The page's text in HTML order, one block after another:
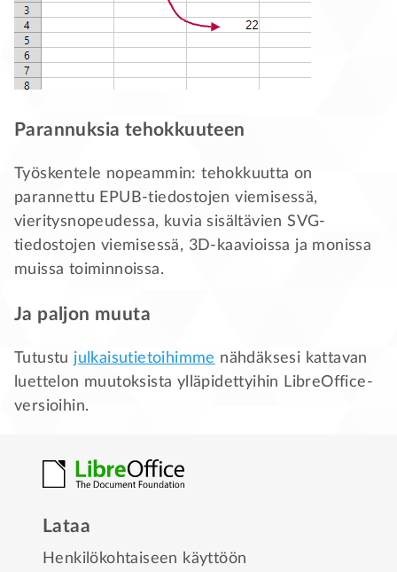
Parannuksia tehokkuuteen
Työskentele nopeammin: tehokkuutta on
parannettu EPUB-tiedostojen viemisessä,
vieritysnopeudessa, kuvia sisältävien SVG-
tiedostojen viemisessä, 3D-kaavioissa ja monissa
muissa toiminnoissa.
Ja paljon muuta
Tutustu julkaisutietoihimme nähdäksesi kattavan
luettelon muutoksista ylläpidettyihin LibreOffice-
versioihin.
Lataa
Henkilökohtaiseen käyttöön